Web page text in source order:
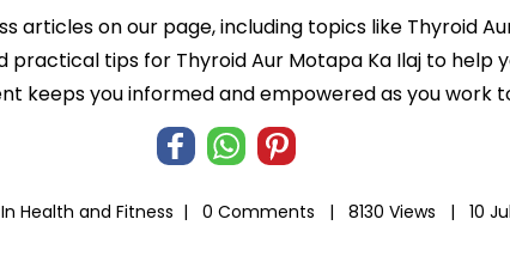
articles on our page, including topics like Thyroid
practical tips for Thyroid Aur Motapa Ka Ilaj to help
keeps you informed and empowered as you work
In Health and Fitness | 0 Comments | 8130 Views | 10